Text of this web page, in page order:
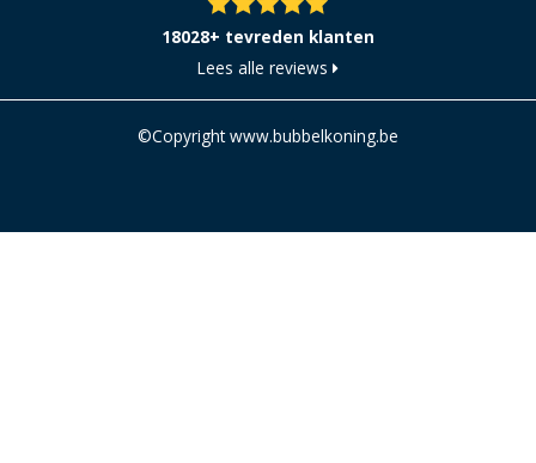
18028+ tevreden klanten
Lees alle reviews
©Copyright www.bubbelkoning.be